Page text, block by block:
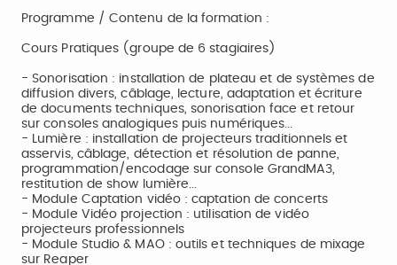
Programme / Contenu de la formation :
Cours Pratiques (groupe de 6 stagiaires)
- Sonorisation : installation de plateau et de systèmes de
diffusion divers, câblage, lecture, adaptation et écriture
de documents techniques, sonorisation face et retour
sur consoles analogiques puis numériques...
- Lumière : installation de projecteurs traditionnels et
asservis, câblage, détection et résolution de panne,
programmation/encodage sur console GrandMA3,
restitution de show lumière...
- Module Captation vidéo : captation de concerts
- Module Vidéo projection : utilisation de vidéo
projecteurs professionnels
- Module Studio & MAO : outils et techniques de mixage
sur Reaper